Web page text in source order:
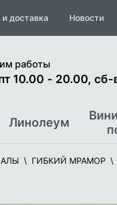
доставка Новости
работы
10.00 - 20.00, сб-
Линолеум
ГИБКИЙ МРАМОР